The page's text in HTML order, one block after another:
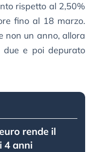
rispetto al 2,50%
fino al 18 marzo.
non un anno, allora
e poi depurato
rende il
4 anni